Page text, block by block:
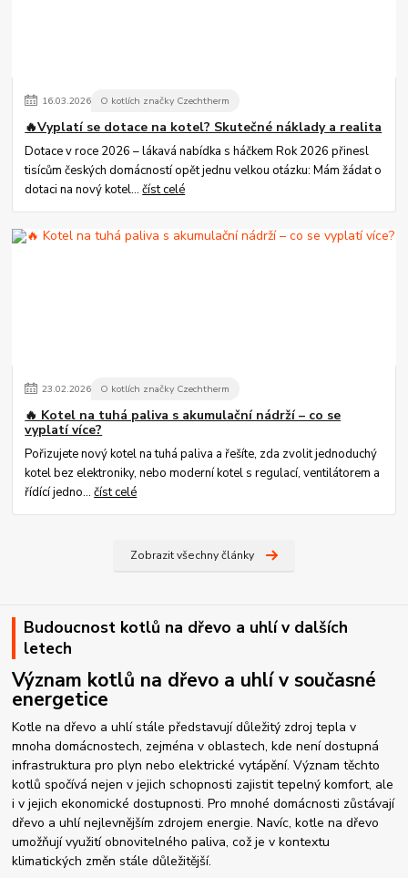
16.03.2026 O kotlích značky Czechtherm
🔥Vyplatí se dotace na kotel? Skutečné náklady a realita
Dotace v roce 2026 – lákavá nabídka s háčkem Rok 2026 přinesl
tisícům českých domácností opět jednu velkou otázku: Mám žádat o
dotaci na nový kotel...číst celé
23.02.2026 O kotlích značky Czechtherm
🔥 Kotel na tuhá paliva s akumulační nádrží – co se
vyplatí více?
Pořizujete nový kotel na tuhá paliva a řešíte, zda zvolit jednoduchý
kotel bez elektroniky, nebo moderní kotel s regulací, ventilátorem a
řídící jedno...číst celé
Zobrazit všechny články
Budoucnost kotlů na dřevo a uhlí v dalších
letech
Význam kotlů na dřevo a uhlí v současné
energetice
Kotle na dřevo a uhlí stále představují důležitý zdroj tepla v
mnoha domácnostech, zejména v oblastech, kde není dostupná
infrastruktura pro plyn nebo elektrické vytápění. Význam těchto
kotlů spočívá nejen v jejich schopnosti zajistit tepelný komfort, ale
i v jejich ekonomické dostupnosti. Pro mnohé domácnosti zůstávají
dřevo a uhlí nejlevnějším zdrojem energie. Navíc, kotle na dřevo
umožňují využití obnovitelného paliva, což je v kontextu
klimatických změn stále důležitější.